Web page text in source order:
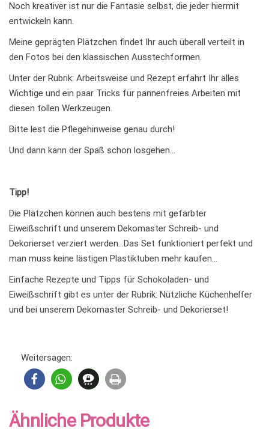
Noch kreativer ist nur die Fantasie selbst, die jeder hiermit
entwickeln kann.
Meine geprägten Plätzchen findet Ihr auch überall verteilt in
den Fotos bei den klassischen Ausstechformen.
Unter der Rubrik: Arbeitsweise und Rezept erfahrt Ihr alles
Wichtige und ein paar Tricks für pannenfreies Arbeiten mit
diesen tollen Werkzeugen.
Bitte lest die Pflegehinweise genau durch!
Und dann kann der Spaß schon losgehen…
Tipp!
Die Plätzchen können auch bestens mit gefärbter
Eiweißschrift und unserem Dekomaster Schreib- und
Dekorierset verziert werden…Das Set funktioniert perfekt und
man muss keine lästigen Plastiktuben mehr kaufen…
Einfache Rezepte und Tipps für Schokoladen- und
Eiweißschrift gibt es unter der Rubrik: Nützliche Küchenhelfer
und bei unserem Dekomaster Schreib- und Dekorierset!
Weitersagen:
Ähnliche Produkte